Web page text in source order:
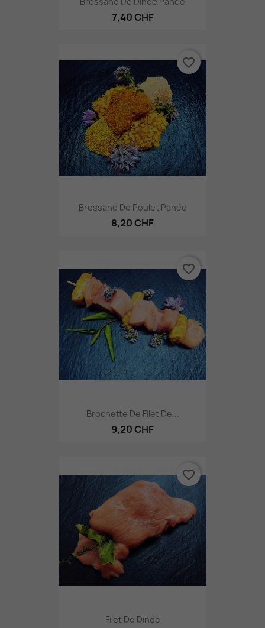
7,40 CHF
Bressane De Poulet Panée
8,20 CHF
favorite_border
Brochette De Filet De...
9,20 CHF
favorite_border
Filet De Dinde
favorite_border